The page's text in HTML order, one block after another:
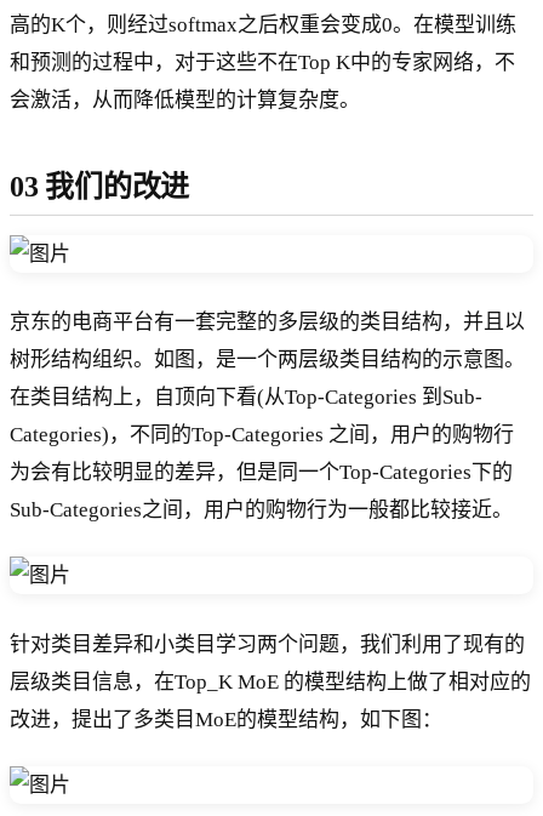
高的K个，则经过softmax之后权重会变成0。在模型训练
和预测的过程中，对于这些不在Top K中的专家网络，不
会激活，从而降低模型的计算复杂度。
03 我们的改进
京东的电商平台有一套完整的多层级的类目结构，并且以
树形结构组织。如图，是一个两层级类目结构的示意图。
在类目结构上，自顶向下看(从Top-Categories 到Sub-
Categories)，不同的Top-Categories 之间，用户的购物行
为会有比较明显的差异，但是同一个Top-Categories下的
Sub-Categories之间，用户的购物行为一般都比较接近。
针对类目差异和小类目学习两个问题，我们利用了现有的
层级类目信息，在Top_K MoE 的模型结构上做了相对应的
改进，提出了多类目MoE的模型结构，如下图：